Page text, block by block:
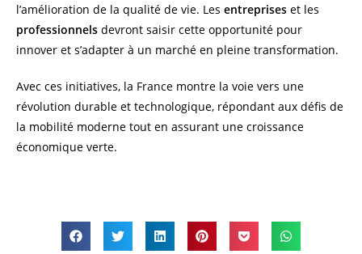
l’amélioration de la qualité de vie. Les entreprises et les
professionnels devront saisir cette opportunité pour
innover et s’adapter à un marché en pleine transformation.
Avec ces initiatives, la France montre la voie vers une
révolution durable et technologique, répondant aux défis de
la mobilité moderne tout en assurant une croissance
économique verte.